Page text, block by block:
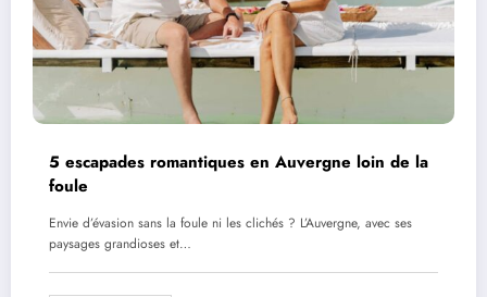
5 escapades romantiques en Auvergne loin de la
foule
Envie d’évasion sans la foule ni les clichés ? L’Auvergne, avec ses
paysages grandioses et…